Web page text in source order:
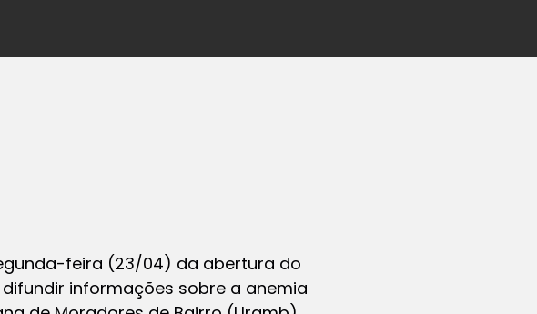
feira (23/04) da abertura do
informações sobre a anemia